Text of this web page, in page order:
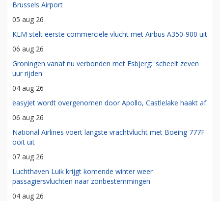
Brussels Airport
05 aug 26
KLM stelt eerste commerciële vlucht met Airbus A350-900 uit
06 aug 26
Groningen vanaf nu verbonden met Esbjerg: 'scheelt zeven
uur rijden'
04 aug 26
easyJet wordt overgenomen door Apollo, Castlelake haakt af
06 aug 26
National Airlines voert langste vrachtvlucht met Boeing 777F
ooit uit
07 aug 26
Luchthaven Luik krijgt komende winter weer
passagiersvluchten naar zonbestemmingen
04 aug 26